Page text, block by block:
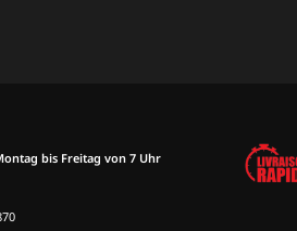
bis Freitag von 7 Uhr